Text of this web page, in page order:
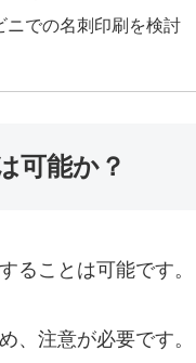
ニでの名刺印刷を検討
可能か？
ることは可能です。
、注意が必要です。